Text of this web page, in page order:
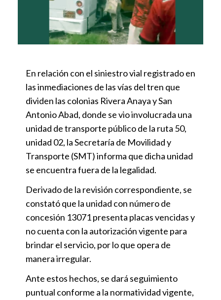
En relación con el siniestro vial registrado en
las inmediaciones de las vías del tren que
dividen las colonias Rivera Anaya y San
Antonio Abad, donde se vio involucrada una
unidad de transporte público de la ruta 50,
unidad 02, la Secretaría de Movilidad y
Transporte (SMT) informa que dicha unidad
se encuentra fuera de la legalidad.
Derivado de la revisión correspondiente, se
constató que la unidad con número de
concesión 13071 presenta placas vencidas y
no cuenta con la autorización vigente para
brindar el servicio, por lo que opera de
manera irregular.
Ante estos hechos, se dará seguimiento
puntual conforme a la normatividad vigente,